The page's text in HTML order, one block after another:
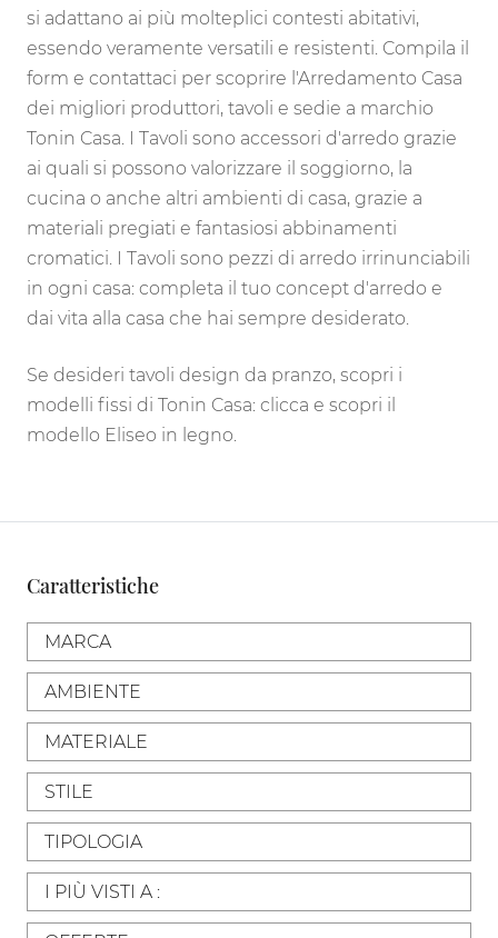
Se desideri tavoli design da pranzo, scopri i
modelli fissi di Tonin Casa: clicca e scopri il
modello Eliseo in legno.
si adattano ai più molteplici contesti abitativi,
essendo veramente versatili e resistenti. Compila il
form e contattaci per scoprire l'Arredamento Casa
dei migliori produttori, tavoli e sedie a marchio
Tonin Casa. I Tavoli sono accessori d'arredo grazie
ai quali si possono valorizzare il soggiorno, la
cucina o anche altri ambienti di casa, grazie a
materiali pregiati e fantasiosi abbinamenti
cromatici. I Tavoli sono pezzi di arredo irrinunciabili
in ogni casa: completa il tuo concept d'arredo e
dai vita alla casa che hai sempre desiderato.
Caratteristiche
MARCA
AMBIENTE
MATERIALE
STILE
TIPOLOGIA
I PIÙ VISTI A :